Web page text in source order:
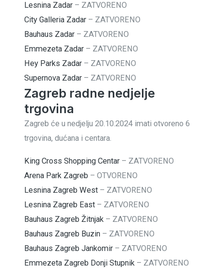
Lesnina Zadar – ZATVORENO
City Galleria Zadar – ZATVORENO
Bauhaus Zadar – ZATVORENO
Emmezeta Zadar – ZATVORENO
Hey Parks Zadar – ZATVORENO
Supernova Zadar – ZATVORENO
Zagreb radne nedjelje
trgovina
Zagreb će u nedjelju 20.10.2024 imati otvoreno 6
trgovina, dućana i centara.
King Cross Shopping Centar – ZATVORENO
Arena Park Zagreb – OTVORENO
Lesnina Zagreb West – ZATVORENO
Lesnina Zagreb East – ZATVORENO
Bauhaus Zagreb Žitnjak – ZATVORENO
Bauhaus Zagreb Buzin – ZATVORENO
Bauhaus Zagreb Jankomir – ZATVORENO
Emmezeta Zagreb Donji Stupnik – ZATVORENO